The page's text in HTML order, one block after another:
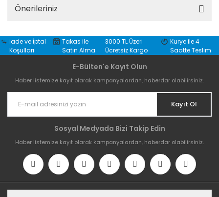
Önerileriniz
İade ve İptal
Koşulları
Takas ile
Satın Alma
3000 TL Üzeri
Ücretsiz Kargo
Kurye ile 4
Saatte Teslim
E-Bülten'e Kayıt Olun
Haber listemize kayıt olarak kampanyalardan, haberdar olabilirsiniz.
Kayıt Ol
Sosyal Medyada Bizi Takip Edin
Haber listemize kayıt olarak kampanyalardan, haberdar olabilirsiniz.